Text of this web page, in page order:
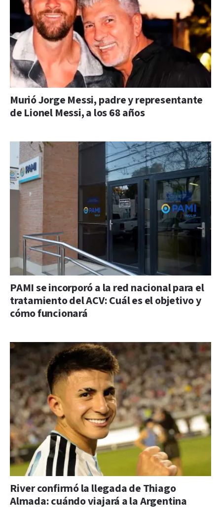
Murió Jorge Messi, padre y representante
de Lionel Messi, a los 68 años
PAMI se incorporó a la red nacional para el
tratamiento del ACV: Cuál es el objetivo y
cómo funcionará
River confirmó la llegada de Thiago
Almada: cuándo viajará a la Argentina